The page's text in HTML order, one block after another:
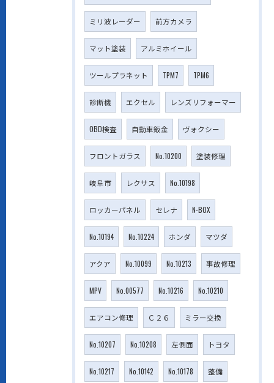
ミリ波レーダー 前方カメラ
マット塗装 アルミホイール
ツールプラネット TPM7 TPM6
診断機 エクセル レンズリフォーマー
OBD検査 自動車鈑金 ヴォクシー
フロントガラス No.10200 塗装修理
岐阜市 レクサス No.10198
ロッカーパネル セレナ N-BOX
No.10194 No.10224 ホンダ マツダ
アクア No.10099 No.10213 事故修理
MPV No.00577 No.10216 No.10210
エアコン修理 Ｃ２６ ミラー交換
No.10207 No.10208 左側面 トヨタ
No.10217 No.10142 No.10178 整備